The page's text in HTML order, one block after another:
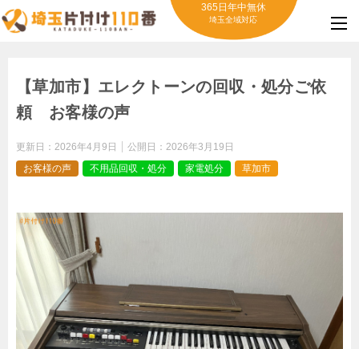
365日年中無休
埼玉全域対応
【草加市】エレクトーンの回収・処分ご依
頼 お客様の声
更新日： 2026年4月9日 公開日： 2026年3月19日
お客様の声
不用品回収・処分 家電処分 草加市